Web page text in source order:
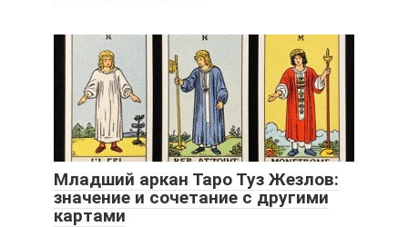
Младший аркан Таро Туз Жезлов:
значение и сочетание с другими
картами